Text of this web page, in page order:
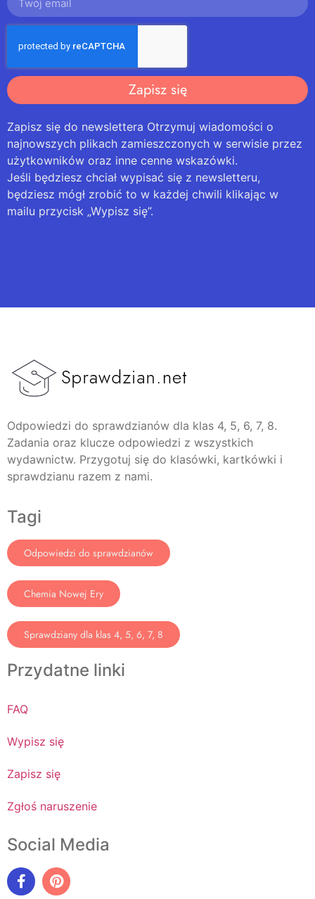
Zapisz się
Zapisz się do newslettera Otrzymuj wiadomości o
najnowszych plikach zamieszczonych w serwisie przez
użytkowników oraz inne cenne wskazówki.
Jeśli będziesz chciał wypisać się z newsletteru,
będziesz mógł zrobić to w każdej chwili klikając w
mailu przycisk „Wypisz się”.
Odpowiedzi do sprawdzianów dla klas 4, 5, 6, 7, 8.
Zadania oraz klucze odpowiedzi z wszystkich
wydawnictw. Przygotuj się do klasówki, kartkówki i
sprawdzianu razem z nami.
Tagi
Odpowiedzi do sprawdzianów
Chemia Nowej Ery
Sprawdziany dla klas 4, 5, 6, 7, 8
Przydatne linki
FAQ
Wypisz się
Zapisz się
Zgłoś naruszenie
Social Media